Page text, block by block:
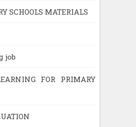
SCHOOLS MATERIALS
job
FOR PRIMARY